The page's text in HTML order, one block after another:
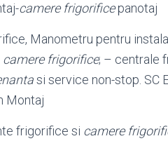
camere frigorificepanotaj
Manometru pentru
camere frigorifice; – centrale
si service non-stop. SC
Montaj
frigorifice si camere